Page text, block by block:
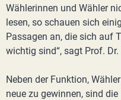
Wählerinnen und Wähler
lesen, so schauen sich
Passagen an, die sich auf
wichtig sind“, sagt Prof.
Neben der Funktion,
neue zu gewinnen, sind